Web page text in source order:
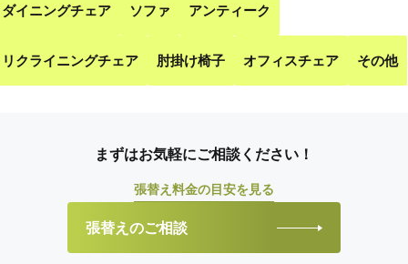
ダイニングチェア ソファ アンティーク
リクライニングチェア 肘掛け椅子 オフィスチェア その他
まずはお気軽にご相談ください！
張替え料金の目安を見る
張替えのご相談